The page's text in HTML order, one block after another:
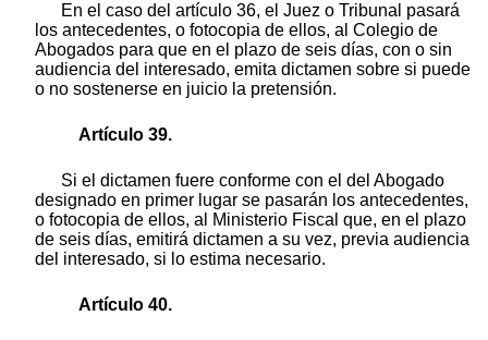
En el caso del artículo 36, el Juez o Tribunal pasará
los antecedentes, o fotocopia de ellos, al Colegio de
Abogados para que en el plazo de seis días, con o sin
audiencia del interesado, emita dictamen sobre si puede
o no sostenerse en juicio la pretensión.
Artículo 39.
Si el dictamen fuere conforme con el del Abogado
designado en primer lugar se pasarán los antecedentes,
o fotocopia de ellos, al Ministerio Fiscal que, en el plazo
de seis días, emitirá dictamen a su vez, previa audiencia
del interesado, si lo estima necesario.
Artículo 40.